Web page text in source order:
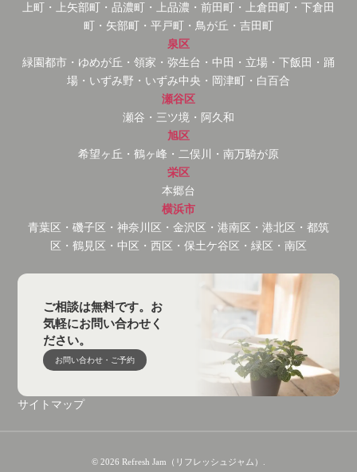
上町・上矢部町・品濃町・上品濃・前田町・上倉田町・下倉田
町・矢部町・平戸町・鳥が丘・吉田町
泉区
緑園都市・ゆめが丘・領家・弥生台・中田・立場・下飯田・踊
場・いずみ野・いずみ中央・岡津町・白百合
瀬谷区
瀬谷・三ツ境・阿久和
旭区
希望ヶ丘・鶴ヶ峰・二俣川・南万騎が原
栄区
本郷台
横浜市
青葉区・磯子区・神奈川区・金沢区・港南区・港北区・都筑
区・鶴見区・中区・西区・保土ケ谷区・緑区・南区
ご相談は無料です。お
気軽にお問い合わせく
ださい。
お問い合わせ・ご予約
サイトマップ
© 2026 Refresh Jam（リフレッシュジャム）.